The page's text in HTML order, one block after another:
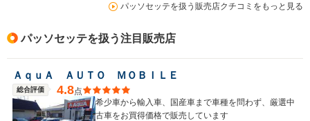
パッソセッテを扱う販売店クチコミをもっと見る
パッソセッテを扱う注目販売店
ＡｑｕＡ ＡＵＴＯ ＭＯＢＩＬＥ
総合評価 4.8点
希少車から輸入車、国産車まで車種を問わず、厳選中
古車をお買得価格で販売しています